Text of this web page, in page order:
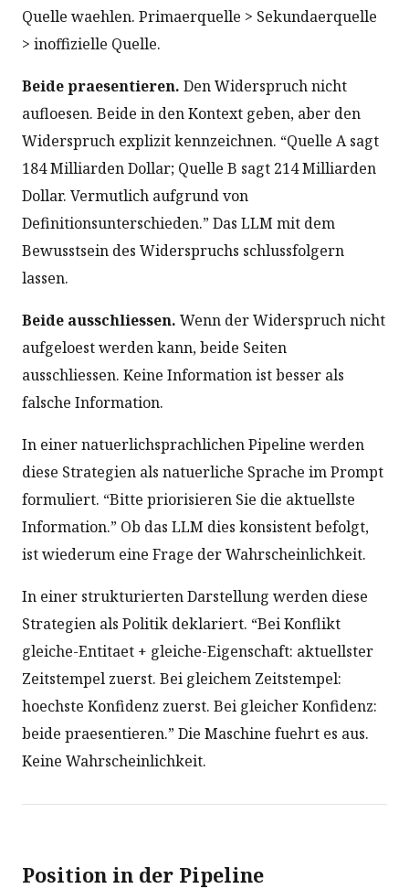
Quelle waehlen. Primaerquelle > Sekundaerquelle
> inoffizielle Quelle.
Beide praesentieren. Den Widerspruch nicht
aufloesen. Beide in den Kontext geben, aber den
Widerspruch explizit kennzeichnen. “Quelle A sagt
184 Milliarden Dollar; Quelle B sagt 214 Milliarden
Dollar. Vermutlich aufgrund von
Definitionsunterschieden.” Das LLM mit dem
Bewusstsein des Widerspruchs schlussfolgern
lassen.
Beide ausschliessen. Wenn der Widerspruch nicht
aufgeloest werden kann, beide Seiten
ausschliessen. Keine Information ist besser als
falsche Information.
In einer natuerlichsprachlichen Pipeline werden
diese Strategien als natuerliche Sprache im Prompt
formuliert. “Bitte priorisieren Sie die aktuellste
Information.” Ob das LLM dies konsistent befolgt,
ist wiederum eine Frage der Wahrscheinlichkeit.
In einer strukturierten Darstellung werden diese
Strategien als Politik deklariert. “Bei Konflikt
gleiche-Entitaet + gleiche-Eigenschaft: aktuellster
Zeitstempel zuerst. Bei gleichem Zeitstempel:
hoechste Konfidenz zuerst. Bei gleicher Konfidenz:
beide praesentieren.” Die Maschine fuehrt es aus.
Keine Wahrscheinlichkeit.
Position in der Pipeline